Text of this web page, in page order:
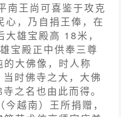
南王尚可喜鉴于攻克
心，乃自捐王俸，在
雄宝殿高 18米，
宝殿正中供奉三尊
大佛像，时人称
时佛寺之大，大佛
之名也由此而得。
越南）王所捐赠，